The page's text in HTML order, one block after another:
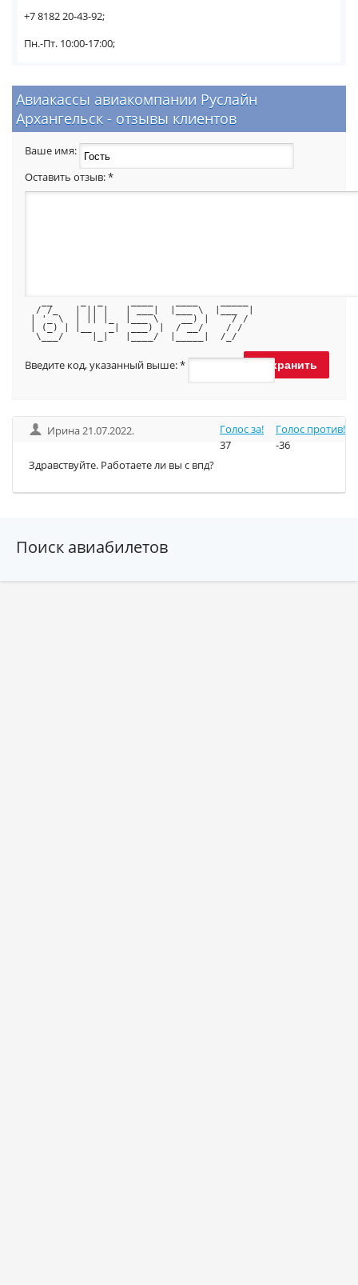
+7 8182 20-43-92;
Пн.-Пт. 10:00-17:00;
Авиакассы авиакомпании Руслайн
Архангельск - отзывы клиентов
Ваше имя:
Оставить отзыв:*
  / /_   | || |   | ___|  |___ \  |___  |
| '_ \  | || |_  |___ \    __) |    / /
| (_) | |__   _|  ___) |  / __/    / /
  \___/     |_|   |____/  |_____|  /_/
Введите код, указанный выше:*
Ирина 21.07.2022.
Голос за!
37
Голос против!
-36
Здравствуйте. Работаете ли вы с впд?
Поиск авиабилетов